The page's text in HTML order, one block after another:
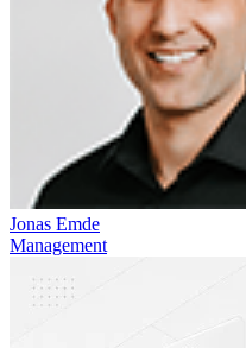
Jonas Emde
Management